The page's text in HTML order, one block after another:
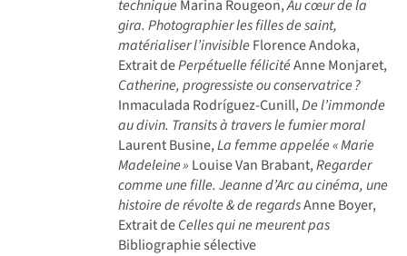
technique Marina Rougeon,Au cœur de la
gira. Photographier les filles de saint,
matérialiser l’invisible Florence Andoka,
Extrait dePerpétuelle félicitéAnne Monjaret,
Catherine, progressiste ou conservatrice ?
Inmaculada Rodríguez-Cunill,De l’immonde
au divin. Transits à travers le fumier moral
Laurent Busine,La femme appelée « Marie
Madeleine » Louise Van Brabant,Regarder
comme une fille. Jeanne d’Arc au cinéma, une
histoire de révolte & de regardsAnne Boyer,
Extrait deCelles qui ne meurent pas
Bibliographie sélective